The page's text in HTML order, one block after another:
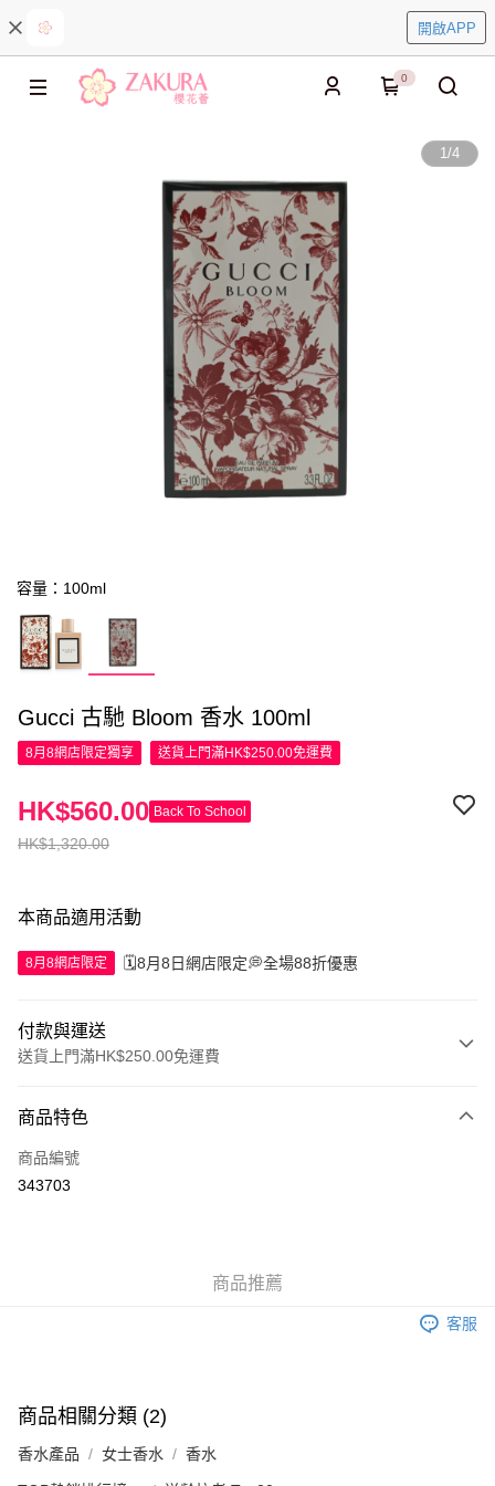
開啟APP
0
1/4
容量：100ml
Gucci 古馳 Bloom 香水 100ml
8月8網店限定獨享 送貨上門滿HK$250.00免運費
HK$1,320.00
HK$560.00 Back To School
本商品適用活動
8月8網店限定 🗓️8月8日網店限定💭全場88折優惠
付款與運送
送貨上門滿HK$250.00免運費
信用卡
Apple Pay
付款後門市自取，訂單確認後2-4個工作天到店，7天內取。逾期後
商品特色
商品編號
343703
商品推薦
客服
商品相關分類 (2)
香水產品 女士香水 香水